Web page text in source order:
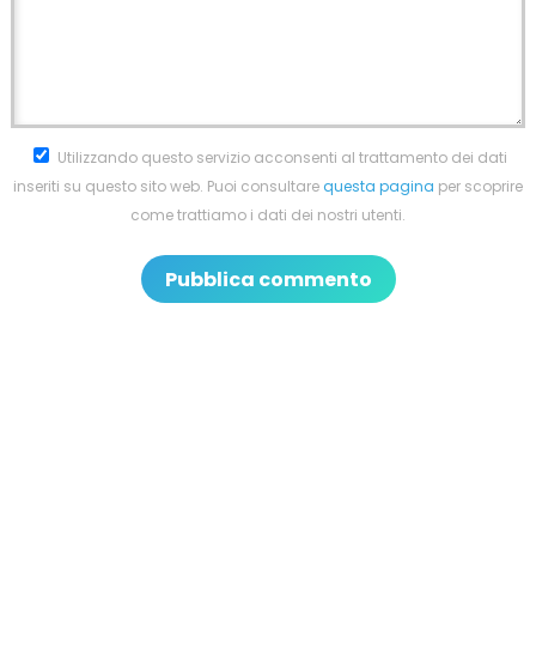
Utilizzando questo servizio acconsenti al trattamento dei dati
inseriti su questo sito web. Puoi consultarequesta pagina per scoprire
come trattiamo i dati dei nostri utenti.